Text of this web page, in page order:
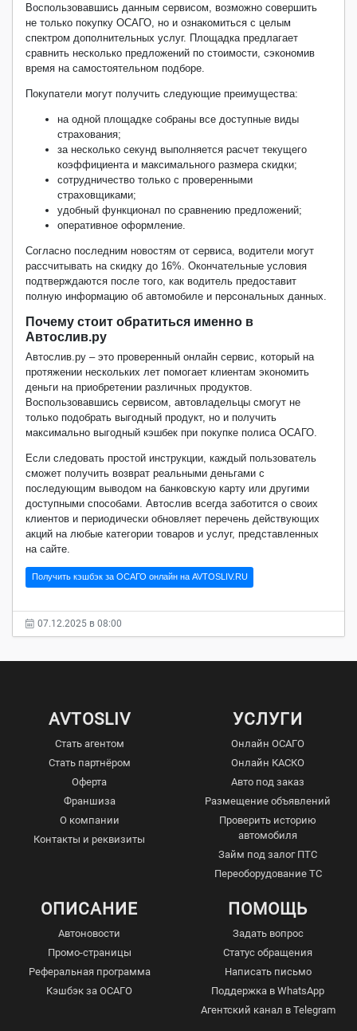
Воспользовавшись данным сервисом, возможно совершить
не только покупку ОСАГО, но и ознакомиться с целым
спектром дополнительных услуг. Площадка предлагает
сравнить несколько предложений по стоимости, сэкономив
время на самостоятельном подборе.
Покупатели могут получить следующие преимущества:
на одной площадке собраны все доступные виды
страхования;
за несколько секунд выполняется расчет текущего
коэффициента и максимального размера скидки;
сотрудничество только с проверенными
страховщиками;
удобный функционал по сравнению предложений;
оперативное оформление.
Согласно последним новостям от сервиса, водители могут
рассчитывать на скидку до 16%. Окончательные условия
подтверждаются после того, как водитель предоставит
полную информацию об автомобиле и персональных данных.
Почему стоит обратиться именно в
Автослив.ру
Автослив.ру – это проверенный онлайн сервис, который на
протяжении нескольких лет помогает клиентам экономить
деньги на приобретении различных продуктов.
Воспользовавшись сервисом, автовладельцы смогут не
только подобрать выгодный продукт, но и получить
максимально выгодный кэшбек при покупке полиса ОСАГО.
Если следовать простой инструкции, каждый пользователь
сможет получить возврат реальными деньгами с
последующим выводом на банковскую карту или другими
доступными способами. Автослив всегда заботится о своих
клиентов и периодически обновляет перечень действующих
акций на любые категории товаров и услуг, представленных
на сайте.
Получить кэшбэк за ОСАГО онлайн на AVTOSLIV.RU
07.12.2025 в 08:00
AVTOSLIV
Стать агентом
Стать партнёром
Оферта
Франшиза
О компании
Контакты и реквизиты
УСЛУГИ
Онлайн ОСАГО
Онлайн КАСКО
Авто под заказ
Размещение объявлений
Проверить историю
автомобиля
Займ под залог ПТС
Переоборудование ТС
ОПИСАНИЕ
Автоновости
Промо-страницы
Реферальная программа
Кэшбэк за ОСАГО
ПОМОЩЬ
Задать вопрос
Статус обращения
Написать письмо
Поддержка в WhatsApp
Агентский канал в Telegram